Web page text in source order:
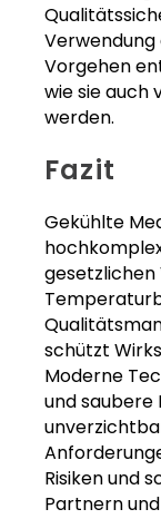
Vorgehen
wie sie auch
werden.
Fazit
Gekühlte
gesetzlichen
schützt
Moderne
und saubere
Risiken und
Partnern